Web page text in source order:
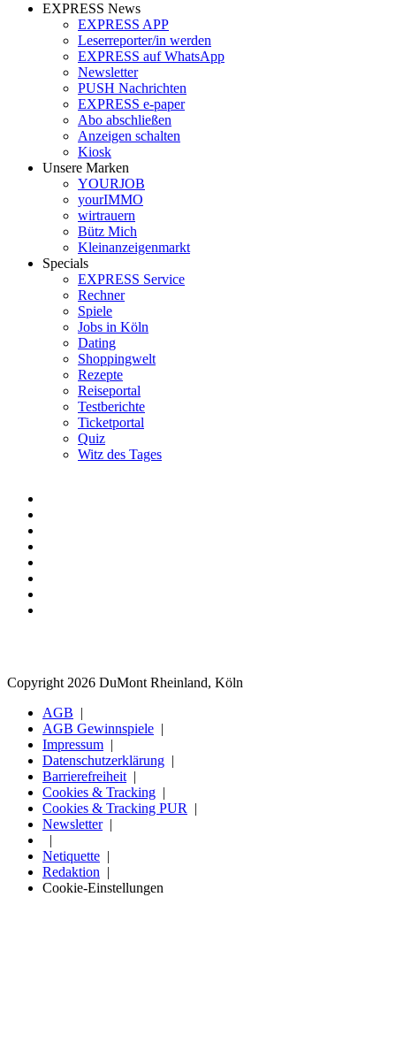
EXPRESS News
EXPRESS APP
Leserreporter/in werden
EXPRESS auf WhatsApp
Newsletter
PUSH Nachrichten
EXPRESS e-paper
Abo abschließen
Anzeigen schalten
Kiosk
Unsere Marken
YOURJOB
yourIMMO
wirtrauern
Bütz Mich
Kleinanzeigenmarkt
Specials
EXPRESS Service
Rechner
Spiele
Jobs in Köln
Dating
Shoppingwelt
Rezepte
Reiseportal
Testberichte
Ticketportal
Quiz
Witz des Tages
Copyright 2026 DuMont Rheinland, Köln
AGB
AGB Gewinnspiele
Impressum
Datenschutzerklärung
Barrierefreiheit
Cookies & Tracking
Cookies & Tracking PUR
Newsletter
Netiquette
Redaktion
Cookie-Einstellungen